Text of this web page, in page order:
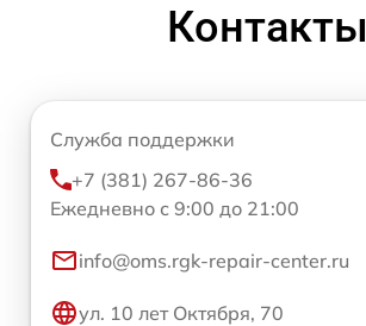
Контакты
Служба поддержки
+7 (381) 267-86-36
Ежедневно с 9:00 до 21:00
info@oms.rgk-repair-center.ru
ул. 10 лет Октября, 70